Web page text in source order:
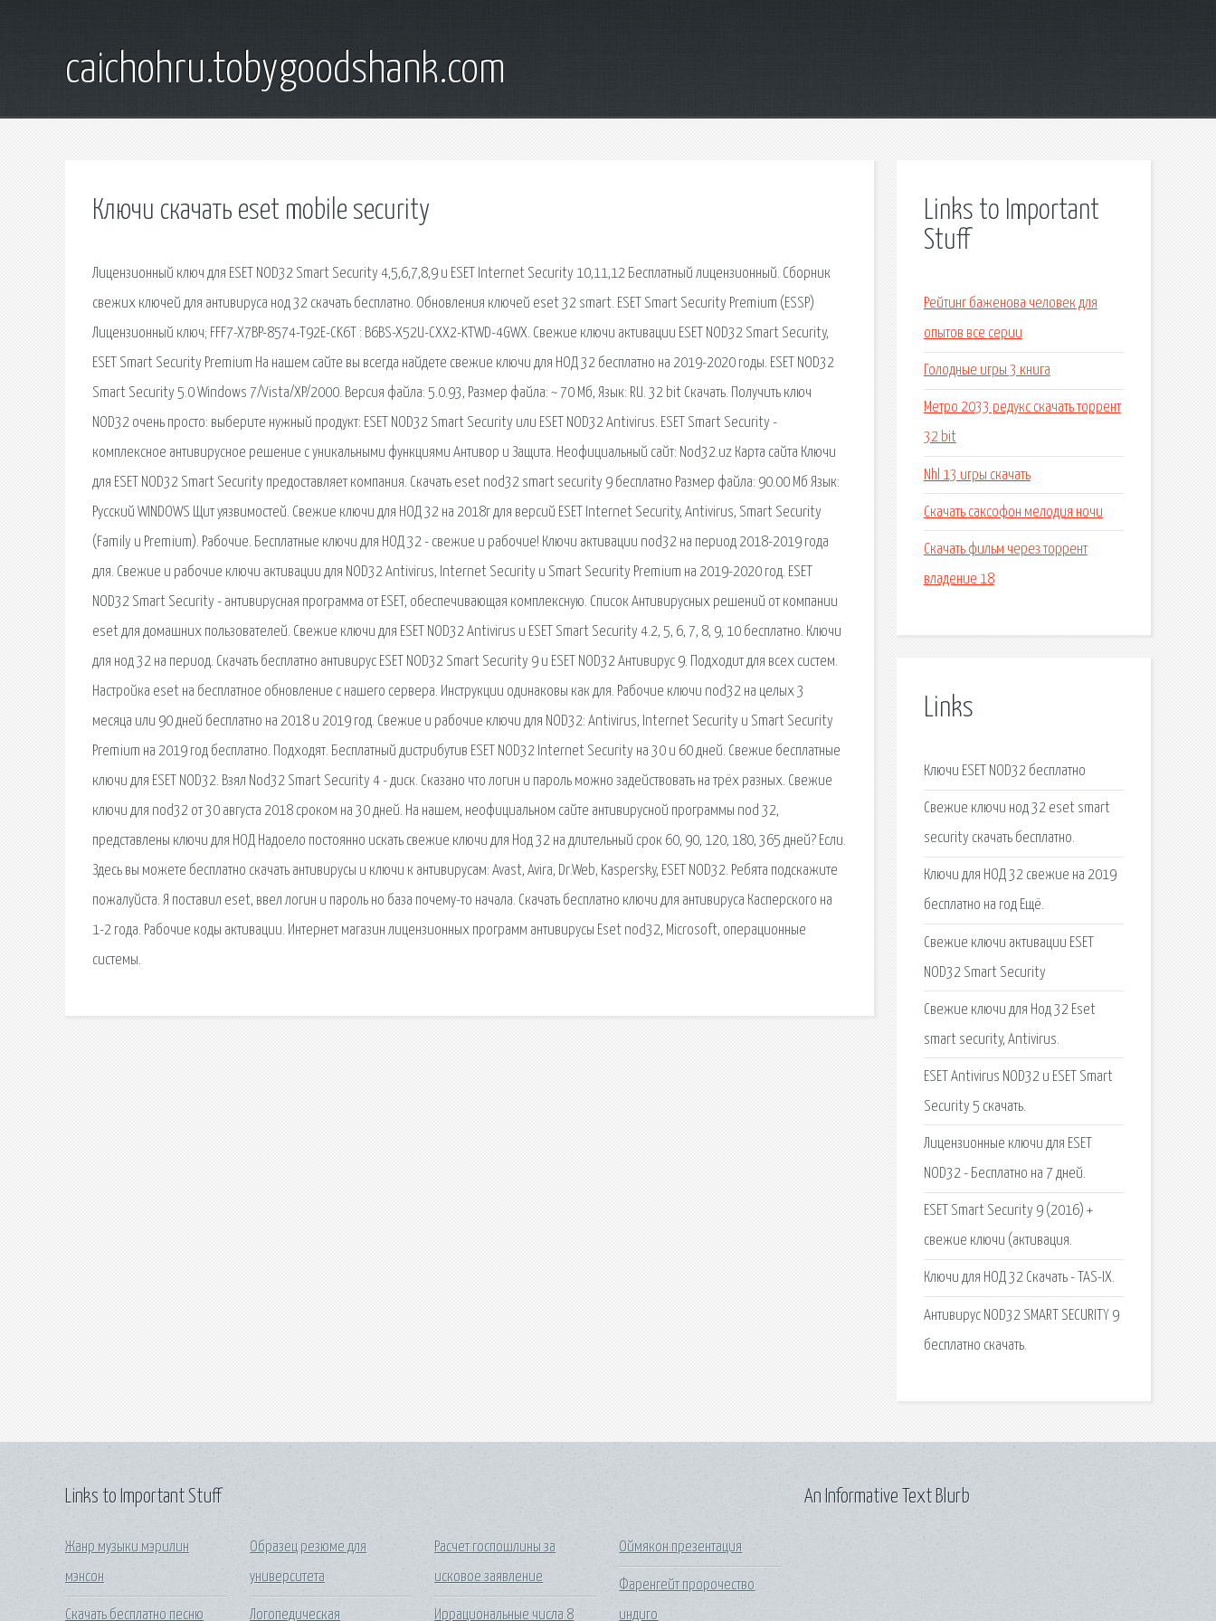
caichohru.tobygoodshank.com
Ключи скачать eset mobile security
Лицензионный ключ для ESET NOD32 Smart Security 4,5,6,7,8,9 и ESET Internet Security 10,11,12 Бесплатный лицензионный. Сборник
свежих ключей для антивируса нод 32 скачать бесплатно. Oбновления ключей eset 32 smart. ESET Smart Security Premium (ESSP)
Лицензионный ключ; FFF7-X7BP-8574-T92E-CK6T : B6BS-X52U-CXX2-KTWD-4GWX. Свежие ключи активации ESET NOD32 Smart Security,
ESET Smart Security Premium На нашем сайте вы всегда найдете свежие ключи для НОД 32 бесплатно на 2019-2020 годы. ESET NOD32
Smart Security 5.0 Windows 7/Vista/XP/2000. Версия файла: 5.0.93, Размер файла: ~ 70 Мб, Язык: RU. 32 bit Скачать. Получить ключ
NOD32 очень просто: выберите нужный продукт: ESET NOD32 Smart Security или ESET NOD32 Antivirus. ESET Smart Security -
комплексное антивирусное решение с уникальными функциями Антивор и Защита. Неофициальный сайт: Nod32.uz Карта сайта Ключи
для ESET NOD32 Smart Security предоставляет компания. Cкачать eset nod32 smart security 9 бесплатно Размер файла: 90.00 Мб Язык:
Русский WINDOWS Щит уязвимостей. Свежие ключи для НОД 32 на 2018г для версий ESET Internet Security, Antivirus, Smart Security
(Family и Premium). Рабочие. Бесплатные ключи для НОД 32 - свежие и рабочие! Ключи активации nod32 на период 2018-2019 года
для. Свежие и рабочие ключи активации для NOD32 Antivirus, Internet Security и Smart Security Premium на 2019-2020 год. ESET
NOD32 Smart Security - антивирусная программа от ESET, обеспечивающая комплексную. Список Антивирусных решений от компании
eset для домашних пользователей. Свежие ключи для ESET NOD32 Antivirus и ESET Smart Security 4.2, 5, 6, 7, 8, 9, 10 бесплатно. Ключи
для нод 32 на период. Скачать бесплатно антивирус ESET NOD32 Smart Security 9 и ESET NOD32 Антивирус 9. Подходит для всех систем.
Настройка eset на бесплатное обновление с нашего сервера. Инструкции одинаковы как для. Рабочие ключи nod32 на целых 3
месяца или 90 дней бесплатно на 2018 и 2019 год. Свежие и рабочие ключи для NOD32: Antivirus, Internet Security и Smart Security
Premium на 2019 год бесплатно. Подходят. Бесплатный дистрибутив ESET NOD32 Internet Security на 30 и 60 дней. Свежие бесплатные
ключи для ESET NOD32. Взял Nod32 Smart Security 4 - диск. Сказано что логин и пароль можно задействовать на трёх разных. Свежие
ключи для nod32 от 30 августа 2018 сроком на 30 дней. На нашем, неофициальном сайте антивирусной программы nod 32,
представлены ключи для НОД Надоело постоянно искать свежие ключи для Нод 32 на длительный срок 60, 90, 120, 180, 365 дней? Если.
Здесь вы можете бесплатно скачать антивирусы и ключи к антивирусам: Avast, Avira, Dr.Web, Kaspersky, ESET NOD32. Ребята подскажите
пожалуйста. Я поставил eset, ввел логин и пароль но база почему-то начала. Скачать бесплатно ключи для антивируса Касперского на
1-2 года. Рабочие коды активации. Интернет магазин лицензионных программ антивирусы Eset nod32, Microsoft, операционные
системы.
Links to Important
Stuff
Рейтинг баженова человек для
опытов все серии
Голодные игры 3 книга
Метро 2033 редукс скачать торрент
32 bit
Nhl 13 игры скачать
Скачать саксофон мелодия ночи
Скачать фильм через торрент
владение 18
Links
Ключи ESET NOD32 бесплатно
Свежие ключи нод 32 eset smart
security скачать бесплатно.
Ключи для НОД 32 свежие на 2019
бесплатно на год Ещё.
Свежие ключи активации ESET
NOD32 Smart Security
Свежие ключи для Нод 32 Eset
smart security, Antivirus.
ESET Antivirus NOD32 и ESET Smart
Security 5 скачать.
Лицензионные ключи для ESET
NOD32 - Бесплатно на 7 дней.
ESET Smart Security 9 (2016) +
свежие ключи (активация.
Ключи для НОД 32 Скачать - TAS-IX.
Антивирус NOD32 SMART SECURITY 9
бесплатно скачать.
Links to Important Stuff
Жанр музыки мэрилин
мэнсон
Скачать бесплатно песню
Образец резюме для
университета
Логопедическая
Расчет госпошлины за
исковое заявление
Иррациональные числа 8
Оймякон презентация
Фаренгейт пророчество
индиго
An Informative Text Blurb